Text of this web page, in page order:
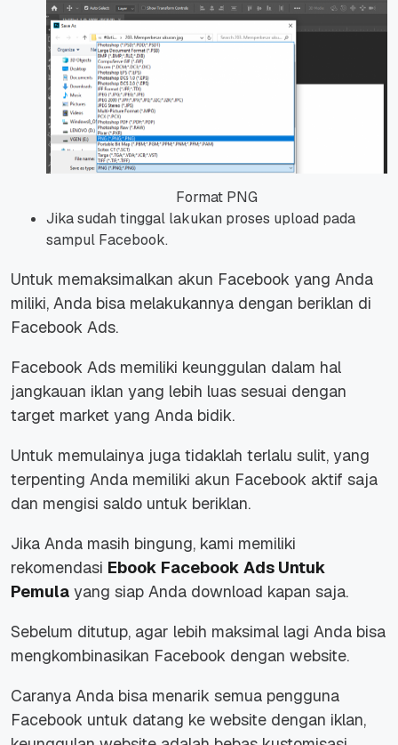
Format PNG
Jika sudah tinggal lakukan proses upload pada
sampul Facebook.
Untuk memaksimalkan akun Facebook yang Anda
miliki, Anda bisa melakukannya dengan beriklan di
Facebook Ads.
Facebook Ads memiliki keunggulan dalam hal
jangkauan iklan yang lebih luas sesuai dengan
target market yang Anda bidik.
Untuk memulainya juga tidaklah terlalu sulit, yang
terpenting Anda memiliki akun Facebook aktif saja
dan mengisi saldo untuk beriklan.
Jika Anda masih bingung, kami memiliki
rekomendasi Ebook Facebook Ads Untuk
Pemula yang siap Anda download kapan saja.
Sebelum ditutup, agar lebih maksimal lagi Anda bisa
mengkombinasikan Facebook dengan website.
Caranya Anda bisa menarik semua pengguna
Facebook untuk datang ke website dengan iklan,